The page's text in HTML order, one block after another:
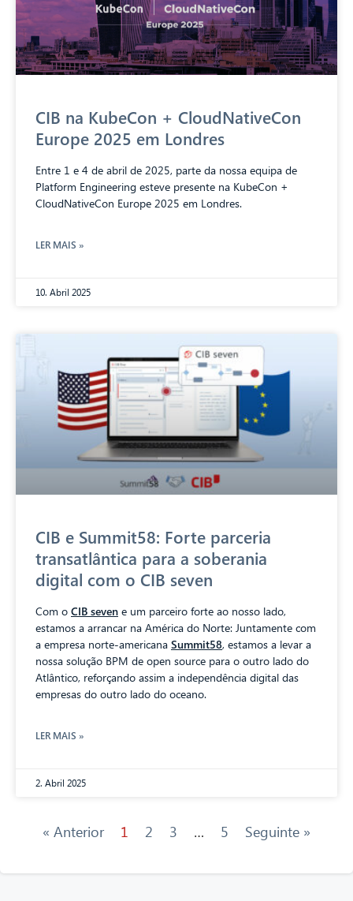
CIB na KubeCon + CloudNativeCon
Europe 2025 em Londres
Entre 1 e 4 de abril de 2025, parte da nossa equipa de
Platform Engineering esteve presente na KubeCon +
CloudNativeCon Europe 2025 em Londres.
LER MAIS »
10. Abril 2025
CIB e Summit58: Forte parceria
transatlântica para a soberania
digital com o CIB seven
Com o CIB seven e um parceiro forte ao nosso lado,
estamos a arrancar na América do Norte: Juntamente com
a empresa norte-americana Summit58, estamos a levar a
nossa solução BPM de open source para o outro lado do
Atlântico, reforçando assim a independência digital das
empresas do outro lado do oceano.
LER MAIS »
2. Abril 2025
« Anterior 1 2 3 … 5 Seguinte »